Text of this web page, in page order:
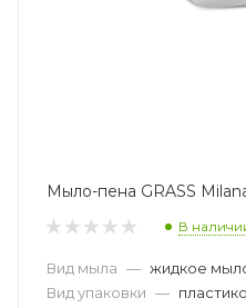
Мыло-пена GRASS
В
Вид мыла — жидкое
Вид упаковки —